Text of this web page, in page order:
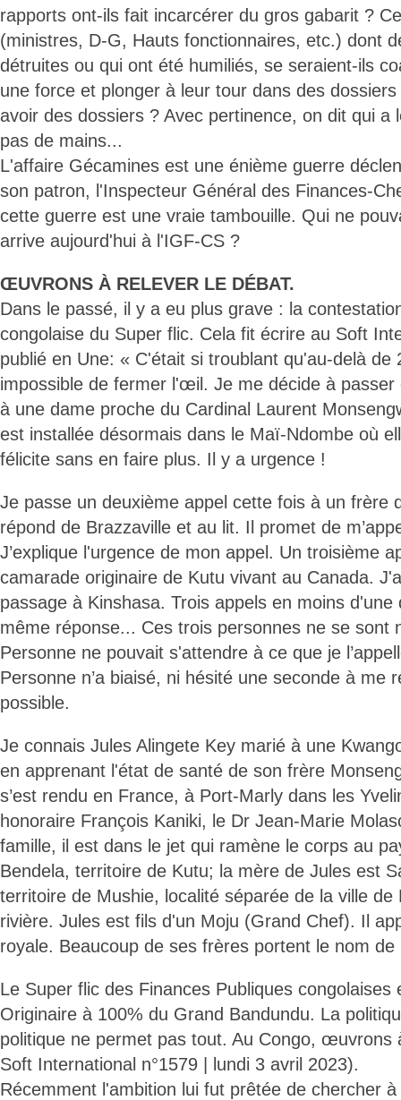
rapports ont-ils fait incarcérer du gros gabarit ?
(ministres, D-G, Hauts fonctionnaires, etc.) dont
détruites ou qui ont été humiliés, se seraient-ils
une force et plonger à leur tour dans des
avoir des dossiers ? Avec pertinence, on dit qui a
pas de mains...
L'affaire Gécamines est une énième guerre
son patron, l'Inspecteur Général des Finances-
cette guerre est une vraie tambouille. Qui ne
arrive aujourd'hui à l'IGF-CS ?
ŒUVRONS À RELEVER LE DÉBAT.
Dans le passé, il y a eu plus grave : la
congolaise du Super flic. Cela fit écrire au Soft
publié en Une: « C'était si troublant qu'au-delà de
impossible de fermer l'œil. Je me décide à passer
à une dame proche du Cardinal Laurent
est installée désormais dans le Maï-Ndombe où
félicite sans en faire plus. Il y a urgence !
Je passe un deuxième appel cette fois à un frère
répond de Brazzaville et au lit. Il promet de
J’explique l'urgence de mon appel. Un troisième
camarade originaire de Kutu vivant au Canada.
passage à Kinshasa. Trois appels en moins d'une
même réponse... Ces trois personnes ne se sont
Personne ne pouvait s'attendre à ce que je
Personne n’a biaisé, ni hésité une seconde à me
possible.
Je connais Jules Alingete Key marié à une
en apprenant l'état de santé de son frère
s’est rendu en France, à Port-Marly dans les
honoraire François Kaniki, le Dr Jean-Marie
famille, il est dans le jet qui ramène le corps au
Bendela, territoire de Kutu; la mère de Jules est
territoire de Mushie, localité séparée de la ville de
rivière. Jules est fils d'un Moju (Grand Chef). Il
royale. Beaucoup de ses frères portent le nom de
Le Super flic des Finances Publiques congolaises
Originaire à 100% du Grand Bandundu. La
politique ne permet pas tout. Au Congo, œuvrons
Soft International n°1579 | lundi 3 avril 2023).
Récemment l'ambition lui fut prêtée de chercher